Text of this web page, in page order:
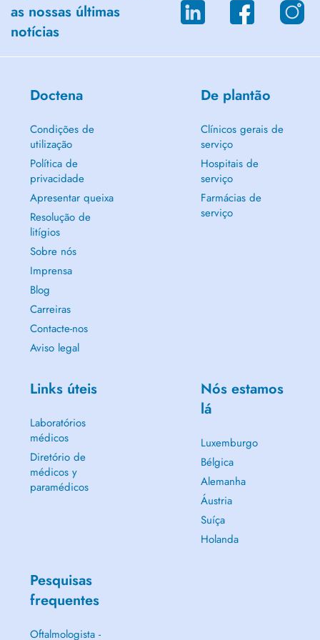
as nossas últimas
notícias
Doctena
Condições de
utilização
Política de
privacidade
Apresentar queixa
Resolução de
litígios
Sobre nós
Imprensa
Blog
Carreiras
Contacte-nos
Aviso legal
De plantão
Clínicos gerais de
serviço
Hospitais de
serviço
Farmácias de
serviço
Links úteis
Laboratórios
médicos
Diretório de
médicos y
paramédicos
Nós estamos
lá
Luxemburgo
Bélgica
Alemanha
Áustria
Suíça
Holanda
Pesquisas
frequentes
Oftalmologista -